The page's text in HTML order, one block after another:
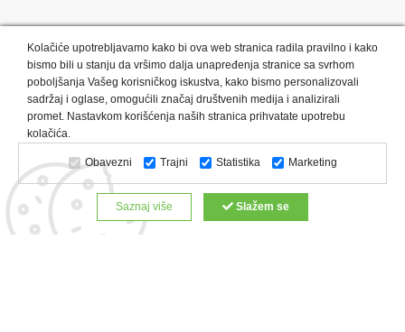
Kategorije proizvoda: Olovke i markeri
Privesci i trakice
Upaljači
USB Tehnologija Tekstil
Kačketi i kape
Notesi i rokovnici
Kancelarija Satovi
Kišobrani
Torbe i putovanja
Kuhinjski setovi
Alati i oprema
Relaksacija, lepota i zdravlje
Kalendari
Custom proizvodi
Digitalna štampa
Kolačiće upotrebljavamo kako bi ova web stranica radila pravilno i kako
bismo bili u stanju da vršimo dalja unapređenja stranice sa svrhom
poboljšanja Vašeg korisničkog iskustva, kako bismo personalizovali
sadržaj i oglase, omogućili značaj društvenih medija i analizirali
promet. Nastavkom korišćenja naših stranica prihvatate upotrebu
kolačića.
Obavezni Trajni Statistika Marketing
Saznaj više Slažem se